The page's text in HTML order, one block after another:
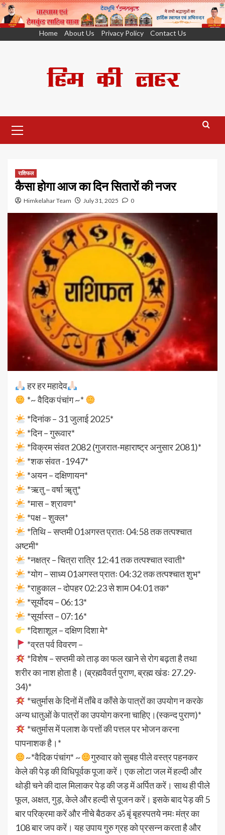
Home About Us Privacy Policy Contact Us
Menu
राशिफल
कैसा होगा आज का दिन सितारों की नजर
Himkelahar Team July 31, 2025 0
हर हर महादेव
*~ वैदिक पंचांग ~*
*दिनांक – 31 जुलाई 2025*
*दिन – गुरूवार*
*विक्रम संवत 2082 (गुजरात-महाराष्ट्र अनुसार 2081)*
*शक संवत -1947*
*अयन – दक्षिणायन*
*ऋतु – वर्षा ॠतु*
*मास – श्रावण*
*पक्ष – शुक्ल*
*तिथि – सप्तमी 01अगस्त प्रातः 04:58 तक तत्पश्चात
अष्टमी*
*नक्षत्र – चित्रा रात्रि 12:41 तक तत्पश्चात स्वाती*
*योग – साध्य 01अगस्त प्रातः 04:32 तक तत्पश्चात शुभ*
*राहुकाल – दोपहर 02:23 से शाम 04:01 तक*
*सूर्योदय – 06:13*
*सूर्यास्त – 07:16*
*दिशाशूल – दक्षिण दिशा मे*
*व्रत पर्व विवरण –
*विशेष – सप्तमी को ताड़ का फल खाने से रोग बढ़ता है तथा
शरीर का नाश होता है। (ब्रह्मवैवर्त पुराण, ब्रह्म खंडः 27.29-
34)*
*चतुर्मास के दिनों में ताँबे व काँसे के पात्रों का उपयोग न करके
अन्य धातुओं के पात्रों का उपयोग करना चाहिए।(स्कन्द पुराण)*
*चतुर्मास में पलाश के पत्तों की पत्तल पर भोजन करना
पापनाशक है।*
~*वैदिक पंचांग* ~
गुरुवार को सुबह पीले वस्‍त्र पहनकर
केले की पेड़ की विधिपूर्वक पूजा करें। एक लोटा जल में हल्दी और
थोड़ी चने की दाल मिलाकर पेड़ की जड़ में अर्पित करें। साथ ही पीले
फूल, अक्षत, गुड़, केले और हल्दी से पूजन करें। इसके बाद पेड़ की 5
बार परिक्रमा करें और नीचे बैठकर ॐ बृं बृहस्पतये नमः मंत्र का
108 बार जप करें। यह उपाय गुरु ग्रह को प्रसन्न करता है और